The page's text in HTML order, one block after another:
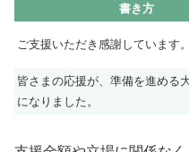
書き方
ご支援いただき感謝しています。
皆さまの応援が、準備を進める
になりました。